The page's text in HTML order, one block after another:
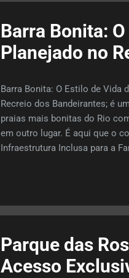
Barra Bonita:
Planejado no
Barra Bonita: O Estilo de Vida
Recreio dos Bandeirantes; é
praias mais bonitas do Rio
em outro lugar. É aqui que o
Infraestrutura Inclusa para a
Luau do Recreio (onde você
Essa programação compl...
Parque das
Acesso